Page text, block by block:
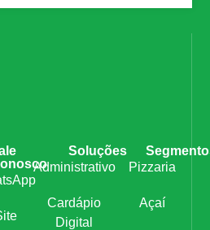
Soluções
Administrativo
Cardápio
Digital
Pizzaria
Açaí